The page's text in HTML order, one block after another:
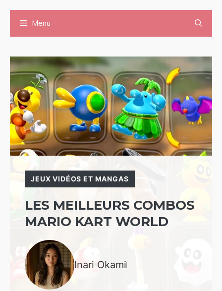
Menu
JEUX VIDÉOS ET MANGAS
LES MEILLEURS COMBOS
MARIO KART WORLD
Inari Okami